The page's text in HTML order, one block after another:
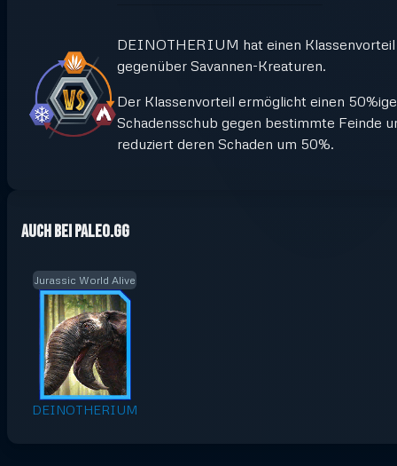
DEINOTHERIUM hat einen Klassenvorteil
gegenüber Savannen-Kreaturen.
Der Klassenvorteil ermöglicht einen
Schadensschub gegen bestimmte Feinde
reduziert deren Schaden um 50%.
Auch bei Paleo.GG
Jurassic World Alive
DEINOTHERIUM